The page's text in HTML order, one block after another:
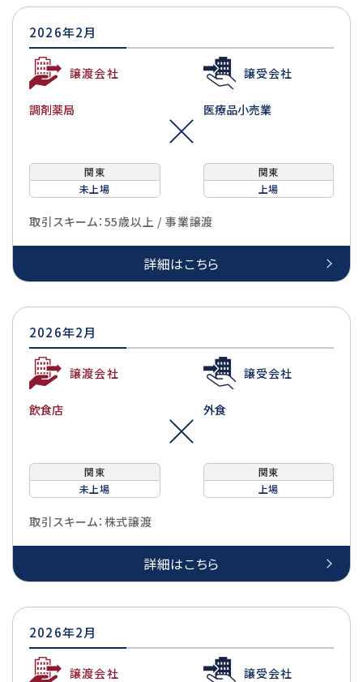
2026年2月
譲渡会社
調剤薬局
関東
未上場
譲受会社
医療品小売業
関東
上場
取引スキーム：55歳以上 / 事業譲渡
詳細はこちら
2026年2月
譲渡会社
飲食店
関東
未上場
譲受会社
外食
関東
上場
取引スキーム：株式譲渡
詳細はこちら
2026年2月
譲渡会社 譲受会社